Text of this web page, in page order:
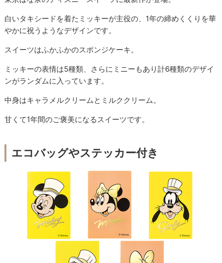
白いタキシードを着たミッキーが主役の、1年の締めくくりを華
やかに祝うようなデザインです。
スイーツはふかふかのスポンジケーキ。
ミッキーの表情は5種類、さらにミニーもあり計6種類のデザイ
ンがランダムに入っています。
中身はキャラメルクリームとミルククリーム。
甘くて1年間のご褒美になるスイーツです。
エコバッグやステッカー付き